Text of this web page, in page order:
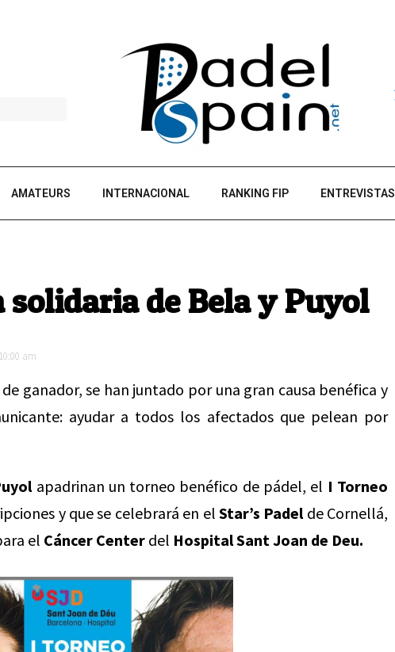
AMATEURS INTERNACIONAL RANKING FIP ENTREVISTAS
solidaria de Bela y Puyol
10:00 am
ganador, se han juntado por una gran causa benéfica y
ayudar a todos los afectados que pelean por
apadrinan un torneo benéfico de pádel, el I Torneo
y que se celebrará en el Star’s Padelde Cornellá,
el Cáncer Center del Hospital Sant Joan de Deu.